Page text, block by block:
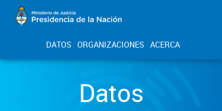
DATOS ORGANIZACIONES ACERCA
Datos